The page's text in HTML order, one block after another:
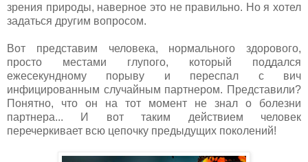
зрения природы, наверное это не правильно. Но я хотел
задаться другим вопросом.
Вот представим человека, нормального здорового,
просто местами глупого, который поддался
ежесекундному порыву и переспал с вич
инфицированным случайным партнером. Представили?
Понятно, что он на тот момент не знал о болезни
партнера... И вот таким действием человек
перечеркивает всю цепочку предыдущих поколений!